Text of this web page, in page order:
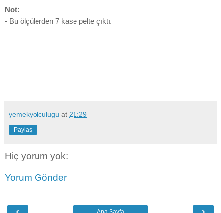
Not:
- Bu ölçülerden 7 kase pelte çıktı.
yemekyolculugu at 21:29
Paylaş
Hiç yorum yok:
Yorum Gönder
Ana Sayfa